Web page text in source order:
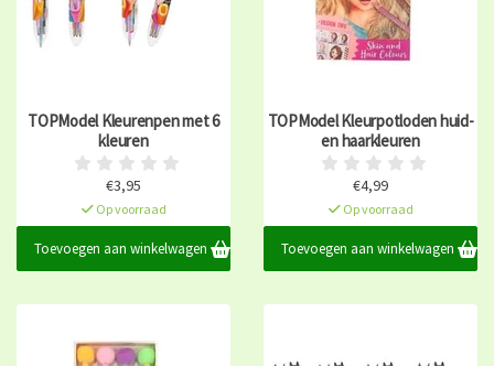
TOPModel Kleurenpen met 6
kleuren
€3,95
Op voorraad
Toevoegen aan winkelwagen
TOPModel Kleurpotloden huid-
en haarkleuren
€4,99
Op voorraad
Toevoegen aan winkelwagen